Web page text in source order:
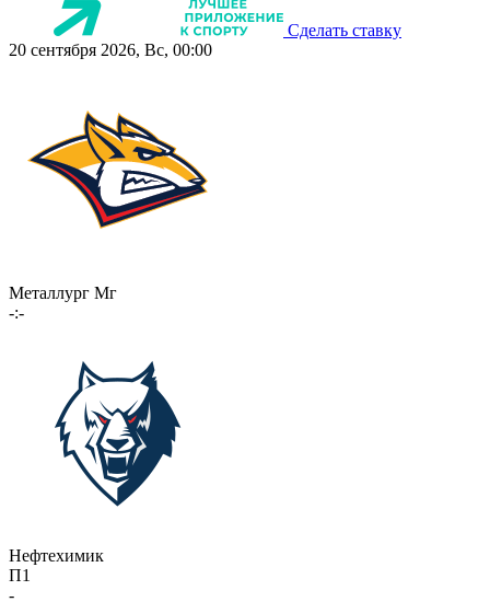
Сделать ставку
20 сентября 2026, Вс, 00:00
Металлург Мг
-:-
Нефтехимик
П1
-